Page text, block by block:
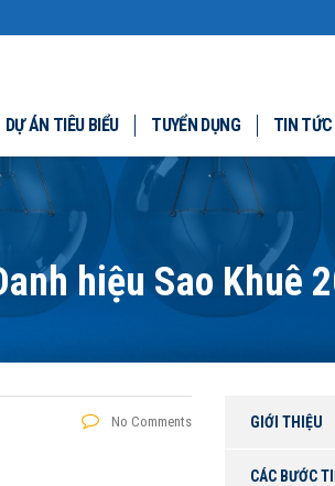
DỰ ÁN TIÊU BIỂU TUYỂN DỤNG TIN TỨC
hiệu Sao Khuê
No Comments GIỚI THIỆU
CÁC BƯỚC